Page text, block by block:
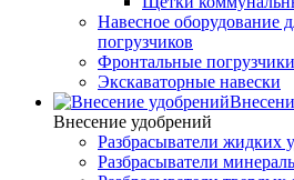
Навесное оборудование
погрузчиков
Фронтальные погрузчики
Экскаваторные навески
Внесение удобрений
Разбрасыватели жидких
Разбрасыватели